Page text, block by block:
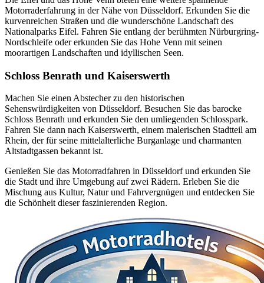
Motorraderfahrung in der Nähe von Düsseldorf. Erkunden Sie die
kurvenreichen Straßen und die wunderschöne Landschaft des
Nationalparks Eifel. Fahren Sie entlang der berühmten Nürburgring-
Nordschleife oder erkunden Sie das Hohe Venn mit seinen
moorartigen Landschaften und idyllischen Seen.
Schloss Benrath und Kaiserswerth
Machen Sie einen Abstecher zu den historischen
Sehenswürdigkeiten von Düsseldorf. Besuchen Sie das barocke
Schloss Benrath und erkunden Sie den umliegenden Schlosspark.
Fahren Sie dann nach Kaiserswerth, einem malerischen Stadtteil am
Rhein, der für seine mittelalterliche Burganlage und charmanten
Altstadtgassen bekannt ist.
Genießen Sie das Motorradfahren in Düsseldorf und erkunden Sie
die Stadt und ihre Umgebung auf zwei Rädern. Erleben Sie die
Mischung aus Kultur, Natur und Fahrvergnügen und entdecken Sie
die Schönheit dieser faszinierenden Region.